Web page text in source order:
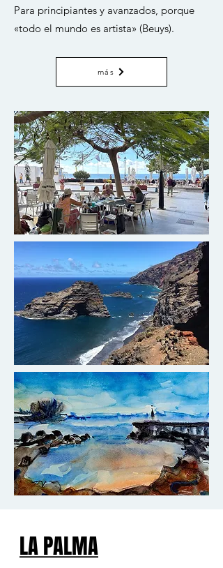
Para principiantes y avanzados, porque
«todo el mundo es artista» (Beuys).
más
LA PALMA
LA PALMA